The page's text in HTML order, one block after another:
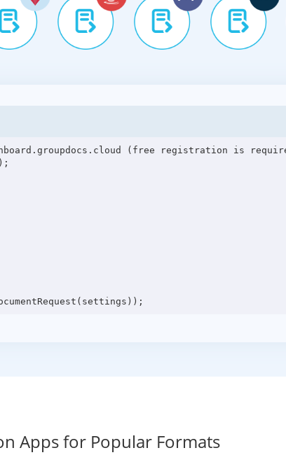
(free registration is
Apps for Popular Formats